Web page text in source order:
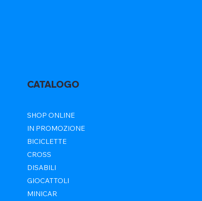
CATALOGO
SHOP ONLINE
IN PROMOZIONE
BICICLETTE
CROSS
DISABILI
GIOCATTOLI
MINICAR